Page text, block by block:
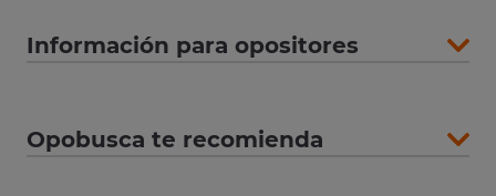
Información para opositores
Opobusca te recomienda